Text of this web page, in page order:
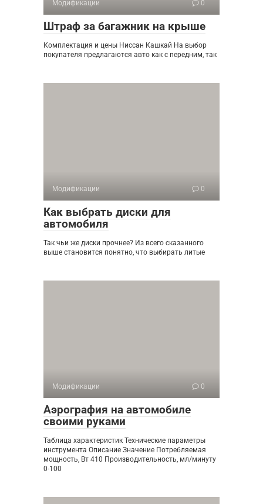
Модификации 0
Штраф за багажник на крыше
Комплектация и цены Ниссан Кашкай На выбор
покупателя предлагаются авто как с передним, так
Модификации 0
Как выбрать диски для
автомобиля
Так чьи же диски прочнее? Из всего сказанного
выше становится понятно, что выбирать литые
Модификации 0
Аэрография на автомобиле
своими руками
Таблица характеристик Технические параметры
инструмента Описание Значение Потребляемая
мощность, Вт 410 Производительность, мл/минуту
0-100